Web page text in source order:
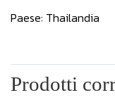
Paese: Thailandia
Prodotti